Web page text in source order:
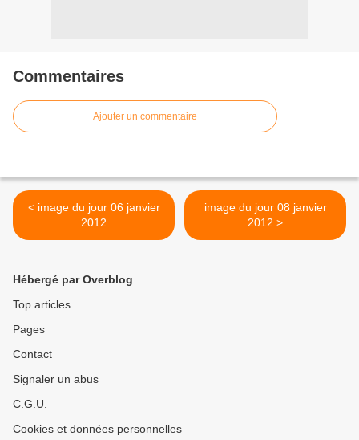
Commentaires
Ajouter un commentaire
< image du jour 06 janvier
2012
image du jour 08 janvier
2012 >
Hébergé par Overblog
Top articles
Pages
Contact
Signaler un abus
C.G.U.
Cookies et données personnelles